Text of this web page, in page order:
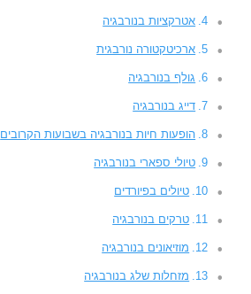
אטרקציות בנורבגיה
ארכיטקטורה נורבגית
גולף בנורבגיה
דייג בנורבגיה
הופעות חיות בנורבגיה בשבועות הקרובים
טיולי ספארי בנורבגיה
טיולים בפיורדים
טרקים בנורבגיה
מוזיאונים בנורבגיה
מזחלות שלג בנורבגיה